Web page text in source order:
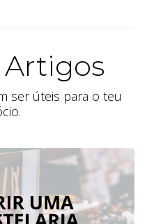
ser úteis para o teu